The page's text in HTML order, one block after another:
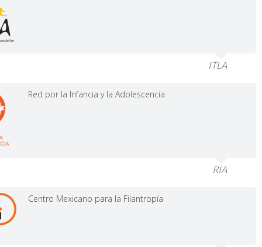
ITLA
Red por la Infancia y la Adolescencia
RIA
Centro Mexicano para la Filantropía